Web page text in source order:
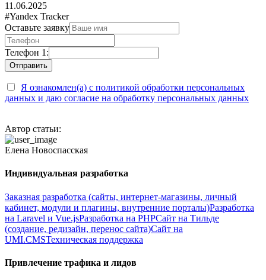
11.06.2025
#Yandex Tracker
Оставьте заявку
Телефон 1:
Я ознакомлен(а) с политикой обработки персональных
данных и даю согласие на обработку персональных данных
Автор статьи:
Елена Новоспасская
Индивидуальная разработка
Заказная разработка (сайты, интернет-магазины, личный
кабинет, модули и плагины, внутренние порталы)Разработка
на Laravel и Vue.jsРазработка на PHPСайт на Тильде
(создание, редизайн, перенос сайта)Сайт на
UMI.CMSТехническая поддержка
Привлечение трафика и лидов